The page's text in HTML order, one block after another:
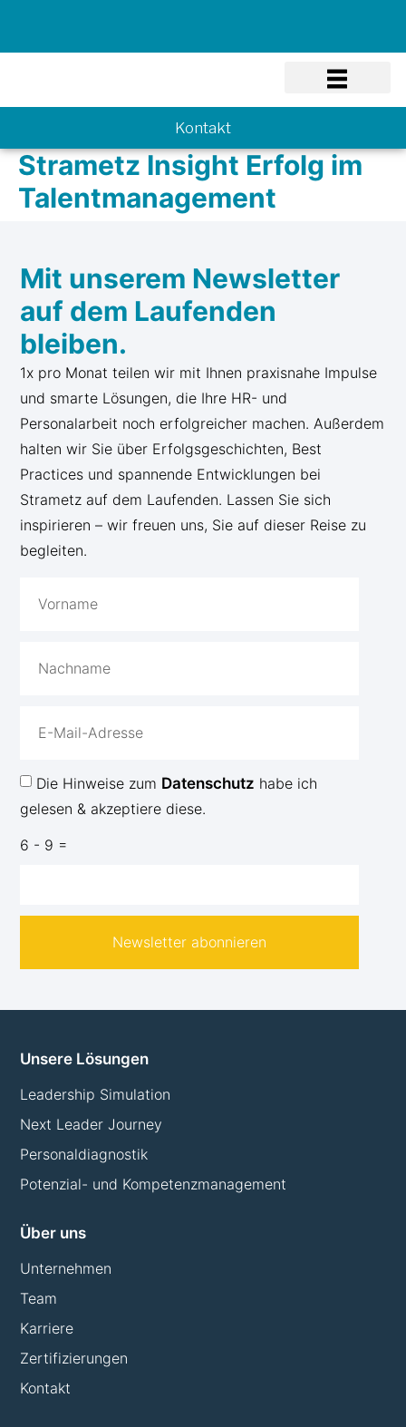
Kontakt
Strametz Insight Erfolg im
Talentmanagement
Mit unserem Newsletter
auf dem Laufenden
bleiben.
1x pro Monat teilen wir mit Ihnen praxisnahe Impulse
und smarte Lösungen, die Ihre HR- und
Personalarbeit noch erfolgreicher machen. Außerdem
halten wir Sie über Erfolgsgeschichten, Best
Practices und spannende Entwicklungen bei
Strametz auf dem Laufenden. Lassen Sie sich
inspirieren – wir freuen uns, Sie auf dieser Reise zu
begleiten.
Die Hinweise zum Datenschutz habe ich
gelesen & akzeptiere diese.
6 - 9 =
Newsletter abonnieren
Unsere Lösungen
Leadership Simulation
Next Leader Journey
Personaldiagnostik
Potenzial- und Kompetenzmanagement
Über uns
Unternehmen
Team
Karriere
Zertifizierungen
Kontakt